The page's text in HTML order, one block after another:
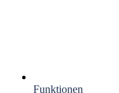
Funktionen